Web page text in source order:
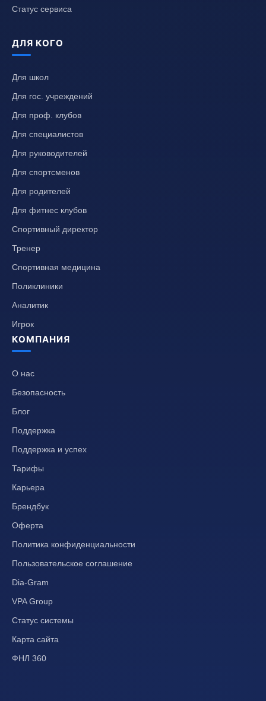
Статус сервиса
ДЛЯ КОГО
Для школ
Для гос. учреждений
Для проф. клубов
Для специалистов
Для руководителей
Для спортсменов
Для родителей
Для фитнес клубов
Спортивный директор
Тренер
Спортивная медицина
Поликлиники
Аналитик
Игрок
КОМПАНИЯ
О нас
Безопасность
Блог
Поддержка
Поддержка и успех
Тарифы
Карьера
Брендбук
Оферта
Политика конфиденциальности
Пользовательское соглашение
Dia-Gram
VPA Group
Статус системы
Карта сайта
ФНЛ 360